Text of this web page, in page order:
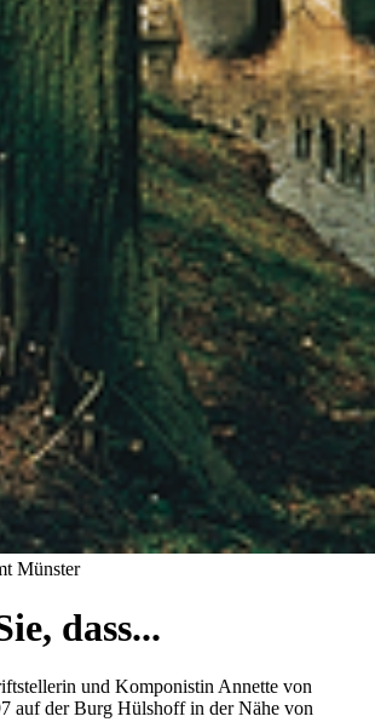
Münster
dass...
und Komponistin Annette von
auf der Burg Hülshoff in der Nähe von